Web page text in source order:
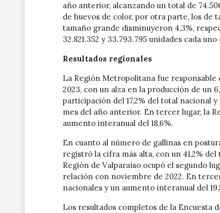
año anterior, alcanzando un total de
de huevos de color, por otra parte, los de
tamaño grande disminuyeron 4,3%,
32.821.352 y 33.793.795 unidades cada
Resultados regionales
La Región Metropolitana fue
2023, con un alza en la producción de un
participación del 17,2% del total nacional
mes del año anterior. En tercer lugar, la
aumento interanual del 18,6%.
En cuanto al número de gallinas en
registró la cifra más alta, con un 41,2%
Región de Valparaíso ocupó el segundo
relación con noviembre de 2022. En
nacionales y un aumento interanual del
Los resultados completos de la Encuesta